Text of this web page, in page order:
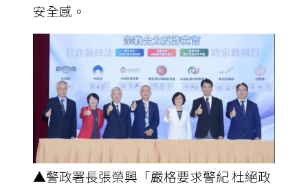
安全感。
▲警政署長張榮興「嚴格要求警紀 杜絕政